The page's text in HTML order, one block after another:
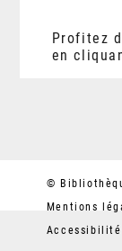
Profitez
en
©
Mentions